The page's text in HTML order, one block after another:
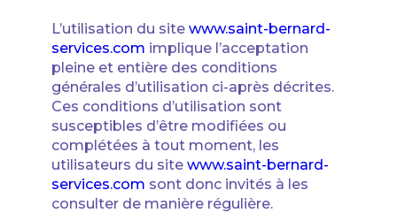
L’utilisation du site www.saint-bernard-
services.com implique l’acceptation
pleine et entière des conditions
générales d’utilisation ci-après décrites.
Ces conditions d’utilisation sont
susceptibles d’être modifiées ou
complétées à tout moment, les
utilisateurs du site www.saint-bernard-
services.com sont donc invités à les
consulter de manière régulière.